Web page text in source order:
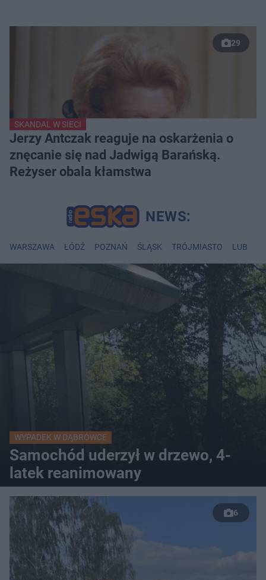
29
SKANDAL W SIECI
Jerzy Antczak reaguje na oskarżenia o
znęcanie się nad Jadwigą Barańską.
Reżyser obala kłamstwa
WARSZAWA ŁÓDŹ POZNAŃ ŚLĄSK TRÓJMIASTO LUBLIN
WYPADEK W DĄBRÓWCE
Samochód uderzył w drzewo, 4-
latek reanimowany
6